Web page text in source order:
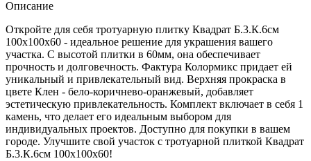
Описание
Откройте для себя тротуарную плитку Квадрат Б.3.К.6см
100х100х60 - идеальное решение для украшения вашего
участка. С высотой плитки в 60мм, она обеспечивает
прочность и долговечность. Фактура Колормикс придает ей
уникальный и привлекательный вид. Верхняя прокраска в
цвете Клен - бело-коричнево-оранжевый, добавляет
эстетическую привлекательность. Комплект включает в себя 1
камень, что делает его идеальным выбором для
индивидуальных проектов. Доступно для покупки в вашем
городе. Улучшите свой участок с тротуарной плиткой Квадрат
Б.3.К.6см 100х100х60!